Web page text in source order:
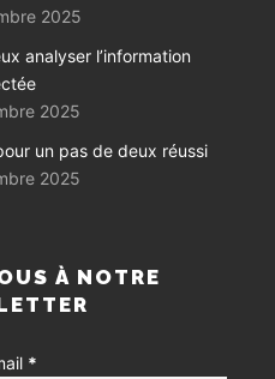
2025
analyser l’information
2025
un pas de deux réussi
2025
À NOTRE
*